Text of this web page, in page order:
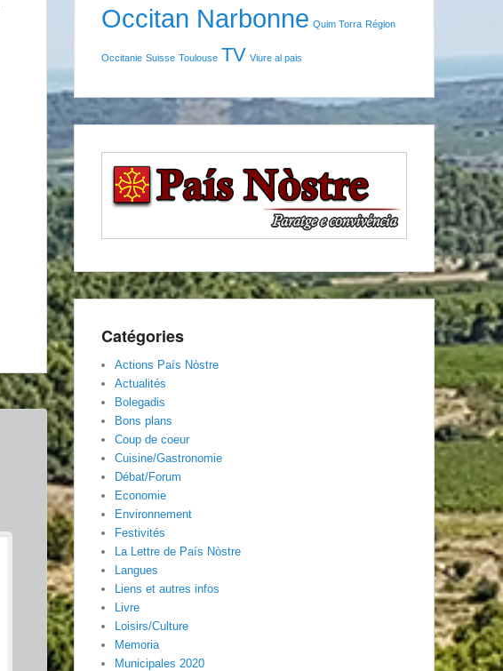
Occitan Narbonne Quim Torra Région
Occitanie Suisse Toulouse TV Viure al pais
Catégories
Actions País Nòstre
Actualités
Bolegadis
Bons plans
Coup de coeur
Cuisine/Gastronomie
Débat/Forum
Economie
Environnement
Festivités
La Lettre de País Nòstre
Langues
Liens et autres infos
Livre
Loisirs/Culture
Memoria
Municipales 2020